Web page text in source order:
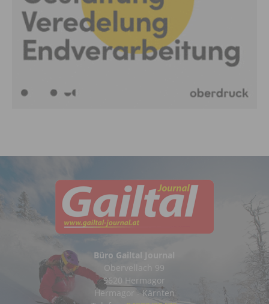
Büro Gailtal Journal
Obervellach 99
9620 Hermagor
Hermagor - Kärnten